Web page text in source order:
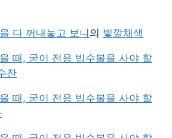
다 꺼내놓고 보니 의 빛깔채색
때, 굳이 전용 빙수볼을 사야 할
잔
때, 굳이 전용 빙수볼을 사야 할